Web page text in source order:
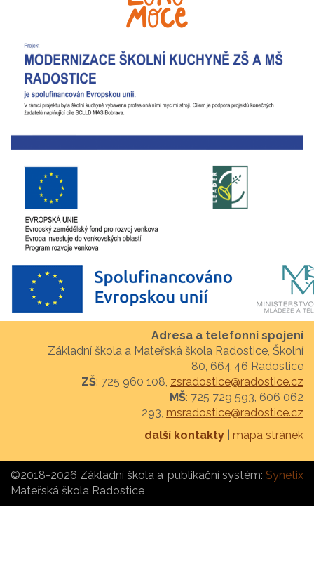
Adresa a telefonní spojení
Základní škola a Mateřská škola Radostice, Školní
80, 664 46 Radostice
ZŠ: 725 960 108, zsradostice@radostice.cz
MŠ: 725 729 593, 606 062
293, msradostice@radostice.cz
další kontakty
mapa stránek
publikační systém: Synetix
©2018-2026 Základní škola a
Mateřská škola Radostice